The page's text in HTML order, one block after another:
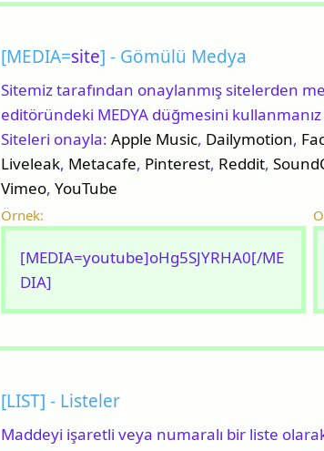
[MEDIA=site] - Gömülü Medya
Sitemiz tarafından onaylanmış sitelerden
editöründeki MEDYA düğmesini
Siteleri onayla: Apple Music, Dailymotion,
Liveleak, Metacafe, Pinterest, Reddit,
Vimeo, YouTube
Örnek:
[MEDIA=youtube]oHg5SJYRHA0[/ME
DIA]
[LIST] - Listeler
Maddeyi işaretli veya numaralı bir liste